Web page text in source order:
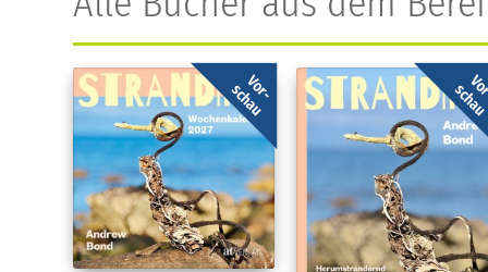
Vor-
schau